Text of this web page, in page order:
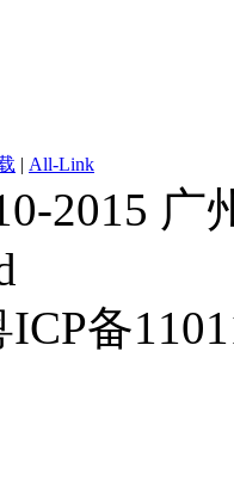
| All-Link
2015 广
备